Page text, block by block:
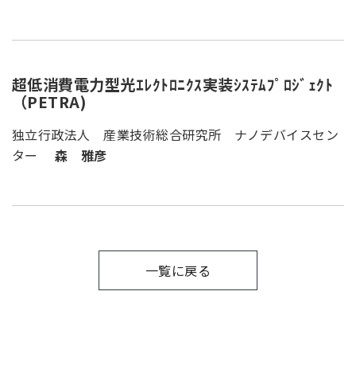
超低消費電力型光ｴﾚｸﾄﾛﾆｸｽ実装ｼｽﾃﾑﾌﾟﾛｼﾞｪｸﾄ
（PETRA)
独立行政法人 産業技術総合研究所 ナノデバイスセン
ター 森 雅彦
一覧に戻る